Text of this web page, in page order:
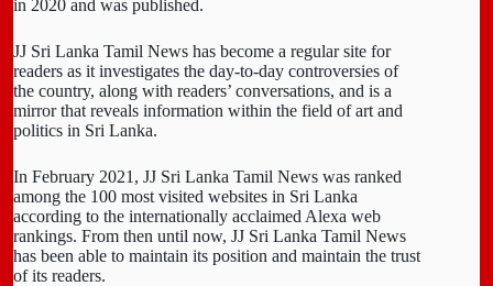
in 2020 and was published.
JJ Sri Lanka Tamil News has become a regular site for
readers as it investigates the day-to-day controversies of
the country, along with readers’ conversations, and is a
mirror that reveals information within the field of art and
politics in Sri Lanka.
In February 2021, JJ Sri Lanka Tamil News was ranked
among the 100 most visited websites in Sri Lanka
according to the internationally acclaimed Alexa web
rankings. From then until now, JJ Sri Lanka Tamil News
has been able to maintain its position and maintain the trust
of its readers.